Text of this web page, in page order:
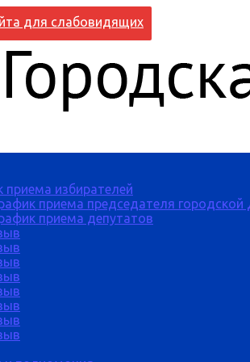
для слабовидящих
приема избирателей
приема председателя
приема депутатов